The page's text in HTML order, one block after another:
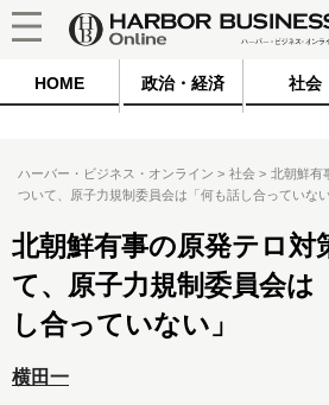
HOME 政治・経済 社会
ハーバー・ビジネス・オンライン 社会
北朝鮮有
ついて、原子力規制委員会は「何も話し合っていない
北朝鮮有事の原発テロ対
て、原子力規制委員会は
し合っていない」
横田一